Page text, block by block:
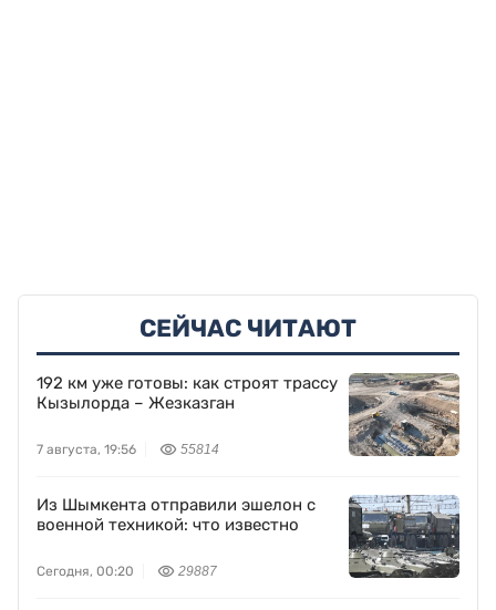
СЕЙЧАС ЧИТАЮТ
192 км уже готовы: как строят трассу
Кызылорда – Жезказган
7 августа, 19:56 55814
Из Шымкента отправили эшелон с
военной техникой: что известно
Сегодня, 00:20 29887